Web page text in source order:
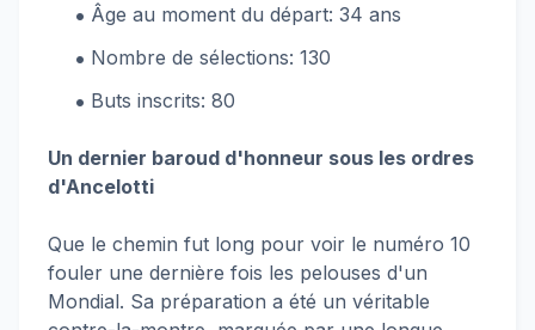
Âge au moment du départ: 34 ans
Nombre de sélections: 130
Buts inscrits: 80
Un dernier baroud d'honneur sous les ordres
d'Ancelotti
Que le chemin fut long pour voir le numéro 10
fouler une dernière fois les pelouses d'un
Mondial. Sa préparation a été un véritable